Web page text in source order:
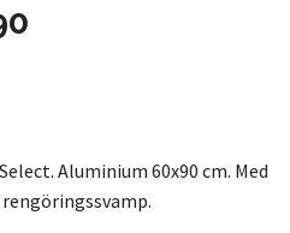
Aluminium 60x90 cm. Med